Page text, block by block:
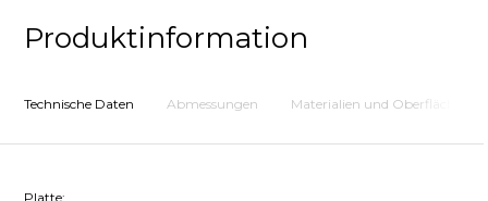
Produktinformation
Technische Daten Abmessungen Materialien und Oberflächen
Platte: